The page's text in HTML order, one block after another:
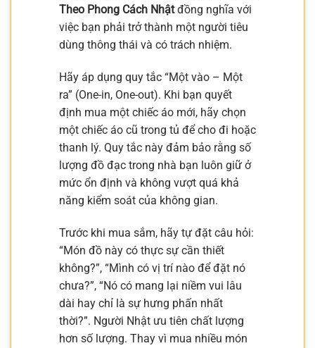
Theo Phong Cách Nhậtđồng nghĩa với
việc bạn phải trở thành một người tiêu
dùng thông thái và có trách nhiệm.
Hãy áp dụng quy tắc “Một vào – Một
ra” (One-in, One-out). Khi bạn quyết
định mua một chiếc áo mới, hãy chọn
một chiếc áo cũ trong tủ để cho đi hoặc
thanh lý. Quy tắc này đảm bảo rằng số
lượng đồ đạc trong nhà bạn luôn giữ ở
mức ổn định và không vượt quá khả
năng kiểm soát của không gian.
Trước khi mua sắm, hãy tự đặt câu hỏi:
“Món đồ này có thực sự cần thiết
không?”, “Mình có vị trí nào để đặt nó
chưa?”, “Nó có mang lại niềm vui lâu
dài hay chỉ là sự hưng phấn nhất
thời?”. Người Nhật ưu tiên chất lượng
hơn số lượng. Thay vì mua nhiều món